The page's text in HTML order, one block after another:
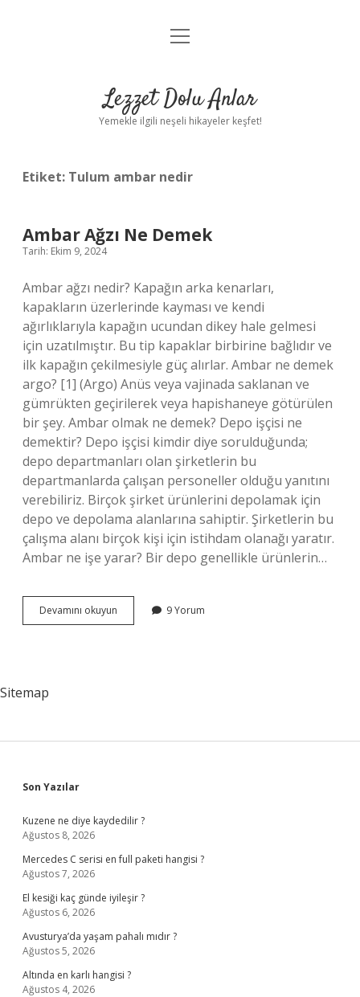
Anasayfa
Yasal Uyarı
menüyü
Lezzet Dolu Anlar
Yemekle ilgili neşeli hikayeler keşfet!
Etiket: Tulum ambar nedir
Ambar Ağzı Ne Demek
Tarih: Ekim 9, 2024
Ambar ağzı nedir? Kapağın arka kenarları,
kapakların üzerlerinde kayması ve kendi
ağırlıklarıyla kapağın ucundan dikey hale gelmesi
için uzatılmıştır. Bu tip kapaklar birbirine bağlıdır ve
ilk kapağın çekilmesiyle güç alırlar. Ambar ne demek
argo? [1] (Argo) Anüs veya vajinada saklanan ve
gümrükten geçirilerek veya hapishaneye götürülen
bir şey. Ambar olmak ne demek? Depo işçisi ne
demektir? Depo işçisi kimdir diye sorulduğunda;
depo departmanları olan şirketlerin bu
departmanlarda çalışan personeller olduğu yanıtını
verebiliriz. Birçok şirket ürünlerini depolamak için
depo ve depolama alanlarına sahiptir. Şirketlerin bu
çalışma alanı birçok kişi için istihdam olanağı yaratır.
Ambar ne işe yarar? Bir depo genellikle ürünlerin…
Devamını okuyun
Ağzı
9 Yorum
Sitemap
Sidebar
Son Yazılar
Kuzene ne diye kaydedilir ?
Ağustos 8, 2026
Mercedes C serisi en full paketi hangisi ?
Ağustos 7, 2026
El kesiği kaç günde iyileşir ?
Ağustos 6, 2026
Avusturya’da yaşam pahalı mıdır ?
Ağustos 5, 2026
Altında en karlı hangisi ?
Ağustos 4, 2026